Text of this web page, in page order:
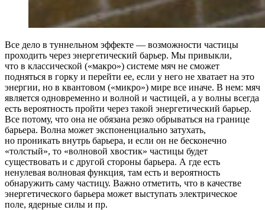
Все дело в туннельном эффекте — возможности частицы
проходить через энергетический барьер. Мы привыкли,
что в классической («макро») системе мяч не сможет
подняться в горку и перейти ее, если у него не хватает на это
энергии, но в квантовом («микро») мире все иначе. В нем: мяч
является одновременно и волной и частицей, а у волны всегда
есть вероятность пройти через такой энергетический барьер.
Все потому, что она не обязана резко обрываться на границе
барьера. Волна может экспоненциально затухать,
но проникать внутрь барьера, и если он не бесконечно
«толстый», то «волновой хвостик» частицы будет
существовать и с другой стороны барьера. А где есть
ненулевая волновая функция, там есть и вероятность
обнаружить саму частицу. Важно отметить, что в качестве
энергетического барьера может выступать электрическое
поле, ядерные силы и пр.